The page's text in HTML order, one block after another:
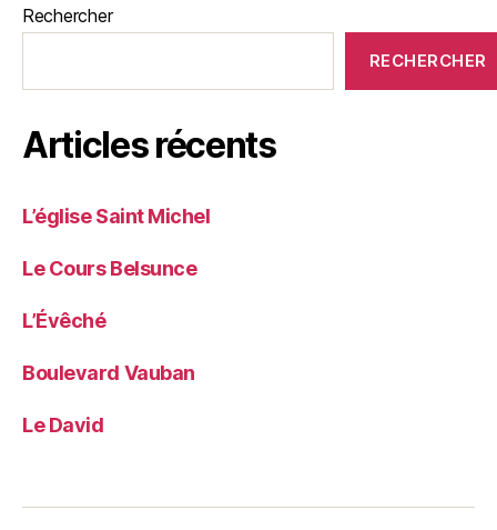
Rechercher
RECHERCHER
Articles récents
L’église Saint Michel
Le Cours Belsunce
L’Évêché
Boulevard Vauban
Le David